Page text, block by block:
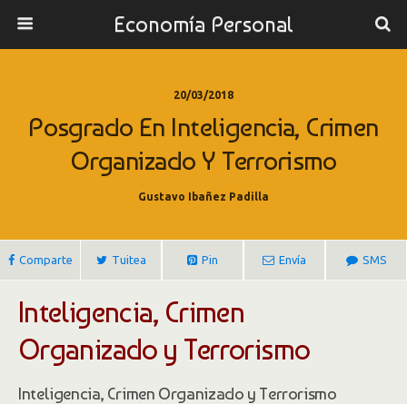
Economía Personal
20/03/2018
Posgrado En Inteligencia, Crimen
Organizado Y Terrorismo
Gustavo Ibañez Padilla
Comparte Tuitea Pin Envía SMS
Inteligencia, Crimen
Organizado y Terrorismo
Inteligencia, Crimen Organizado y Terrorismo